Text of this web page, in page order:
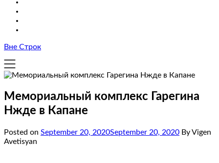
Вне Строк
Мемориальный комплекс Гарегина
Нжде в Капане
Posted on September 20, 2020September 20, 2020 By Vigen
Avetisyan